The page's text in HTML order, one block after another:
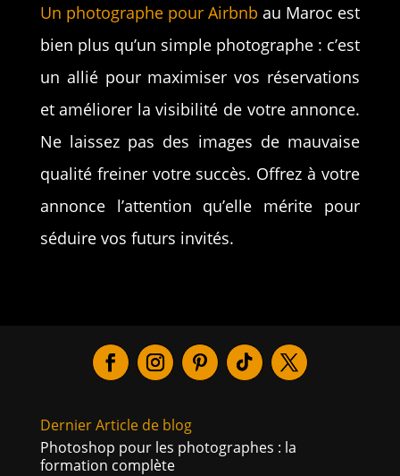
Un photographe pour Airbnb au Maroc est
bien plus qu’un simple photographe : c’est
un allié pour maximiser vos réservations
et améliorer la visibilité de votre annonce.
Ne laissez pas des images de mauvaise
qualité freiner votre succès. Offrez à votre
annonce l’attention qu’elle mérite pour
séduire vos futurs invités.
Dernier Article de blog
Photoshop pour les photographes : la
formation complète